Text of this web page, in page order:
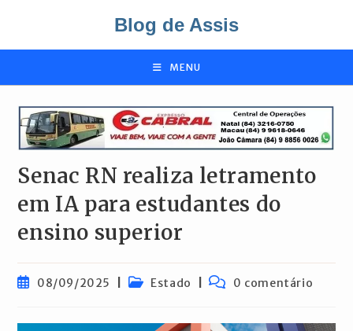
o
Blog de Assis
MENU
Senac RN realiza letramento
em IA para estudantes do
ensino superior
Post08/09/2025
Categoria
Estado
Comentários
0 comentário